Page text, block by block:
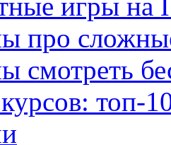
игры на
про
смотреть
топ-